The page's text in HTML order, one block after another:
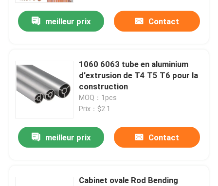
meilleur prix Contact
1060 6063 tube en aluminium
d'extrusion de T4 T5 T6 pour la
construction
MOQ：1pcs
Prix：$2.1
meilleur prix Contact
Cabinet ovale Rod Bending